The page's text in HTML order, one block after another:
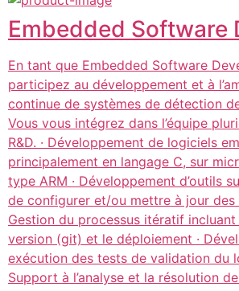
Embedded Software
En tant que Embedded Software
participez au développement et à
continue de systèmes de détection
Vous vous intégrez dans l’équipe
R&D. · Développement de logiciels
principalement en langage C, sur
type ARM · Développement d’outils
de configurer et/ou mettre à jour des
Gestion du processus itératif
version (git) et le déploiement ·
exécution des tests de validation du
Support à l’analyse et la résolution